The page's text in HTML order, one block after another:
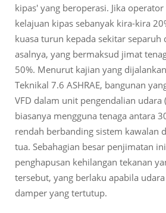
kipas' yang beroperasi. Jika
kelajuan kipas sebanyak kira-kira
kuasa turun kepada sekitar separuh
asalnya, yang bermaksud jimat
50%. Menurut kajian yang
Teknikal 7.6 ASHRAE, bangunan
VFD dalam unit pengendalian udara
biasanya mengguna tenaga antara
rendah berbanding sistem kawalan
tua. Sebahagian besar penjimatan
penghapusan kehilangan tekanan
tersebut, yang berlaku apabila
damper yang tertutup.